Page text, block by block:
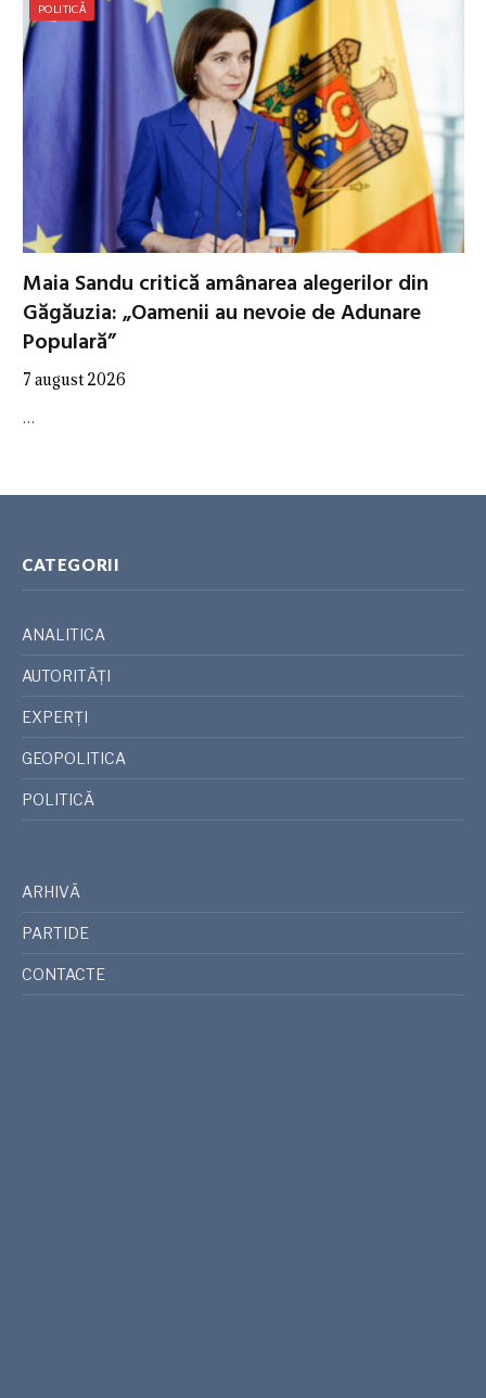
POLITICĂ
Maia Sandu critică amânarea alegerilor din
Găgăuzia: „Oamenii au nevoie de Adunare
Populară”
7 august 2026
…
CATEGORII
ANALITICA
AUTORITĂȚI
EXPERȚI
GEOPOLITICA
POLITICĂ
ARHIVĂ
PARTIDE
CONTACTE